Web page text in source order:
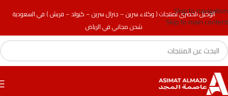
الوكيل الحصري لمنتجات ( وكلاء سرين – جنرال سرين – كيولد – فريش ) في السعودية
شحن مجاني في الرياض
Skip to navigation
Skip to main content